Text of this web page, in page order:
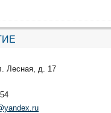
Лесная, д. 17